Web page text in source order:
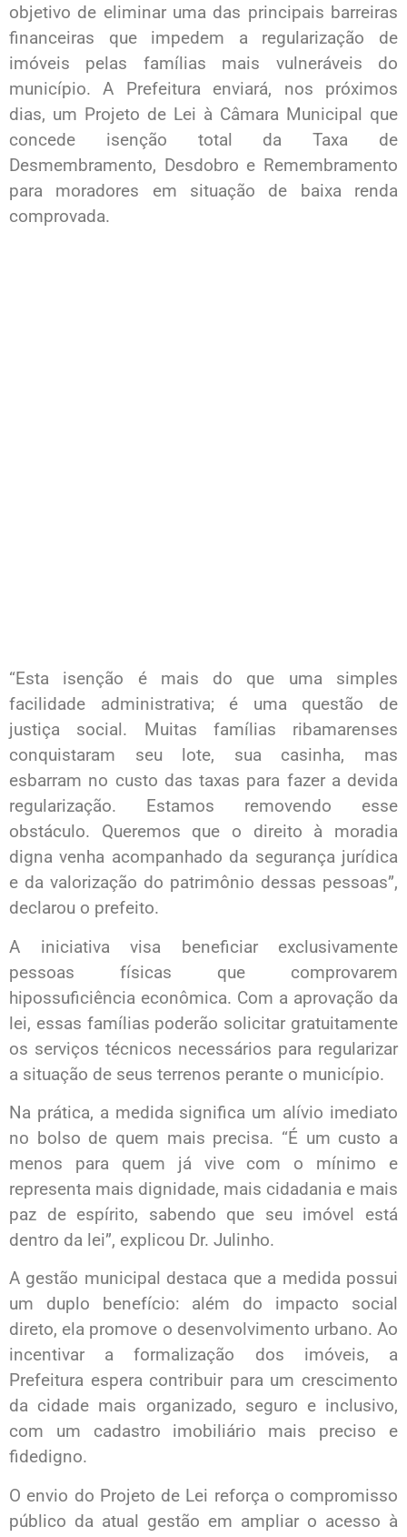
objetivo de eliminar uma das principais barreiras
financeiras que impedem a regularização de
imóveis pelas famílias mais vulneráveis do
município. A Prefeitura enviará, nos próximos
dias, um Projeto de Lei à Câmara Municipal que
concede isenção total da Taxa de
Desmembramento, Desdobro e Remembramento
para moradores em situação de baixa renda
comprovada.
“Esta isenção é mais do que uma simples
facilidade administrativa; é uma questão de
justiça social. Muitas famílias ribamarenses
conquistaram seu lote, sua casinha, mas
esbarram no custo das taxas para fazer a devida
regularização. Estamos removendo esse
obstáculo. Queremos que o direito à moradia
digna venha acompanhado da segurança jurídica
e da valorização do patrimônio dessas pessoas”,
declarou o prefeito.
A iniciativa visa beneficiar exclusivamente
pessoas físicas que comprovarem
hipossuficiência econômica. Com a aprovação da
lei, essas famílias poderão solicitar gratuitamente
os serviços técnicos necessários para regularizar
a situação de seus terrenos perante o município.
Na prática, a medida significa um alívio imediato
no bolso de quem mais precisa. “É um custo a
menos para quem já vive com o mínimo e
representa mais dignidade, mais cidadania e mais
paz de espírito, sabendo que seu imóvel está
dentro da lei”, explicou Dr. Julinho.
A gestão municipal destaca que a medida possui
um duplo benefício: além do impacto social
direto, ela promove o desenvolvimento urbano. Ao
incentivar a formalização dos imóveis, a
Prefeitura espera contribuir para um crescimento
da cidade mais organizado, seguro e inclusivo,
com um cadastro imobiliário mais preciso e
fidedigno.
O envio do Projeto de Lei reforça o compromisso
público da atual gestão em ampliar o acesso à